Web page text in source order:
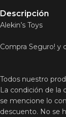
Descripción
Alekin’s Toys
Compra Seguro! y
Todos nuestro
La condición de la
se mencione lo
descuento. No se